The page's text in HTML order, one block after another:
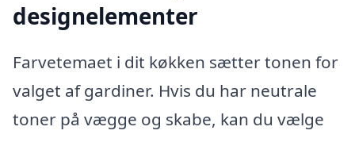
designelementer
Farvetemaet i dit køkken sætter tonen for
valget af gardiner. Hvis du har neutrale
toner på vægge og skabe, kan du vælge